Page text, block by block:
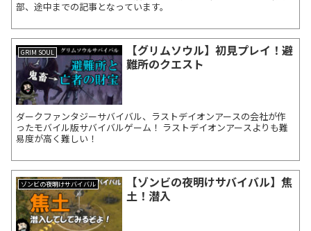
部、途中までの記事となっています。
GRIM SOUL
【グリムソウル】初見プレイ！避
難所のクエスト
ダークファンタジーサバイバル、ラストデイオンアースの会社が作
ったモバイル版サバイバルゲーム！ ラストデイオンアースよりも難
易度が高く難しい！
ゾンビの夜明けサバイバル
【ゾンビの夜明けサバイバル】焦
土！潜入